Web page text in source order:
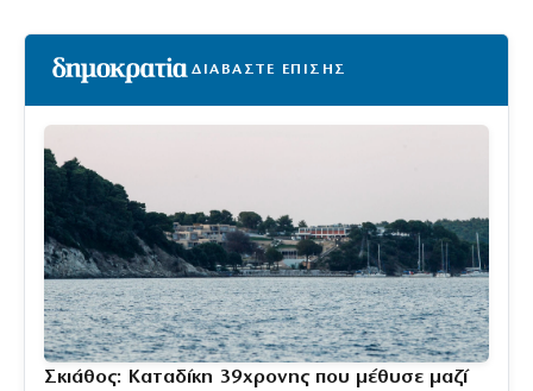
ΔΙΑΒΑΣΤΕ ΕΠΙΣΗΣ
Σκιάθος: Καταδίκη 39χρονης που μέθυσε μαζί